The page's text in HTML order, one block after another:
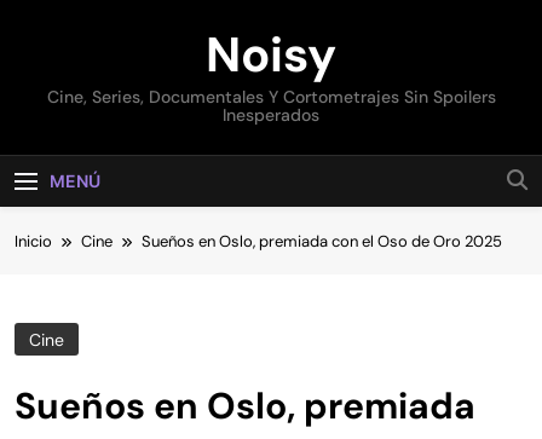
Noisy
Cine, Series, Documentales Y Cortometrajes Sin Spoilers
Inesperados
MENÚ
Inicio Cine Sueños en Oslo, premiada con el Oso de Oro 2025
Cine
Sueños en Oslo, premiada